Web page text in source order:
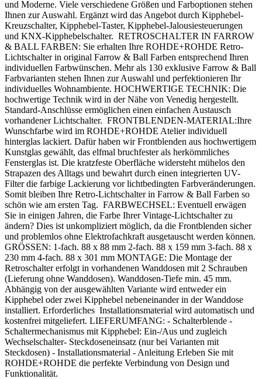
und Moderne. Viele verschiedene Größen und Farboptionen stehen
Ihnen zur Auswahl. Ergänzt wird das Angebot durch Kipphebel-
Kreuzschalter, Kipphebel-Taster, Kipphebel-Jalousiesteuerungen
und KNX-Kipphebelschalter. RETROSCHALTER IN FARROW
& BALL FARBEN: Sie erhalten Ihre ROHDE+ROHDE Retro-
Lichtschalter in original Farrow & Ball Farben entsprechend Ihren
individuellen Farbwünschen. Mehr als 130 exklusive Farrow & Ball
Farbvarianten stehen Ihnen zur Auswahl und perfektionieren Ihr
individuelles Wohnambiente. HOCHWERTIGE TECHNIK: Die
hochwertige Technik wird in der Nähe von Venedig hergestellt.
Standard-Anschlüsse ermöglichen einen einfachen Austausch
vorhandener Lichtschalter. FRONTBLENDEN-MATERIAL:Ihre
Wunschfarbe wird im ROHDE+ROHDE Atelier individuell
hinterglas lackiert. Dafür haben wir Frontblenden aus hochwertigem
Kunstglas gewählt, das elfmal bruchfester als herkömmliches
Fensterglas ist. Die kratzfeste Oberfläche widersteht mühelos den
Strapazen des Alltags und bewahrt durch einen integrierten UV-
Filter die farbige Lackierung vor lichtbedingten Farbveränderungen.
Somit bleiben Ihre Retro-Lichtschalter in Farrow & Ball Farben so
schön wie am ersten Tag. FARBWECHSEL: Eventuell erwägen
Sie in einigen Jahren, die Farbe Ihrer Vintage-Lichtschalter zu
ändern? Dies ist unkompliziert möglich, da die Frontblenden sicher
und problemlos ohne Elektrofachkraft ausgetauscht werden können.
GRÖSSEN: 1-fach. 88 x 88 mm 2-fach. 88 x 159 mm 3-fach. 88 x
230 mm 4-fach. 88 x 301 mm MONTAGE: Die Montage der
Retroschalter erfolgt in vorhandenen Wanddosen mit 2 Schrauben
(Lieferung ohne Wanddosen). Wanddosen-Tiefe min. 45 mm.
Abhängig von der ausgewählten Variante wird entweder ein
Kipphebel oder zwei Kipphebel nebeneinander in der Wanddose
installiert. Erforderliches Installationsmaterial wird automatisch und
kostenfrei mitgeliefert. LIEFERUMFANG: - Schalterblende -
Schaltermechanismus mit Kipphebel: Ein-/Aus und zugleich
Wechselschalter- Steckdoseneinsatz (nur bei Varianten mit
Steckdosen) - Installationsmaterial - Anleitung Erleben Sie mit
ROHDE+ROHDE die perfekte Verbindung von Design und
Funktionalität.